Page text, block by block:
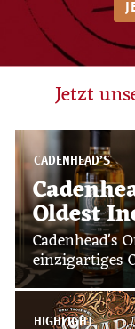
Jetzt
CADENHEAD’S
Oldest
Cadenhead's
einzigartiges
HIGHLIGHT